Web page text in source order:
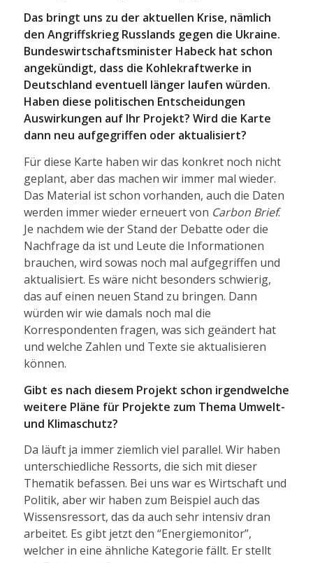
Das bringt uns zu der aktuellen Krise, nämlich
den Angriffskrieg Russlands gegen die Ukraine.
Bundeswirtschaftsminister Habeck hat schon
angekündigt, dass die Kohlekraftwerke in
Deutschland eventuell länger laufen würden.
Haben diese politischen Entscheidungen
Auswirkungen auf Ihr Projekt? Wird die Karte
dann neu aufgegriffen oder aktualisiert?
Für diese Karte haben wir das konkret noch nicht
geplant, aber das machen wir immer mal wieder.
Das Material ist schon vorhanden, auch die Daten
werden immer wieder erneuert von Carbon Brief.
Je nachdem wie der Stand der Debatte oder die
Nachfrage da ist und Leute die Informationen
brauchen, wird sowas noch mal aufgegriffen und
aktualisiert. Es wäre nicht besonders schwierig,
das auf einen neuen Stand zu bringen. Dann
würden wir wie damals noch mal die
Korrespondenten fragen, was sich geändert hat
und welche Zahlen und Texte sie aktualisieren
können.
Gibt es nach diesem Projekt schon irgendwelche
weitere Pläne für Projekte zum Thema Umwelt-
und Klimaschutz?
Da läuft ja immer ziemlich viel parallel. Wir haben
unterschiedliche Ressorts, die sich mit dieser
Thematik befassen. Bei uns war es Wirtschaft und
Politik, aber wir haben zum Beispiel auch das
Wissensressort, das da auch sehr intensiv dran
arbeitet. Es gibt jetzt den “Energiemonitor”,
welcher in eine ähnliche Kategorie fällt. Er stellt